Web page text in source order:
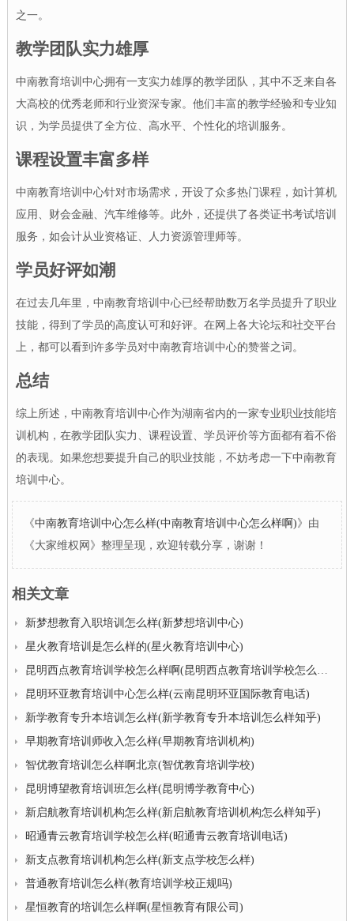
之一。
教学团队实力雄厚
中南教育培训中心拥有一支实力雄厚的教学团队，其中不乏来自各
大高校的优秀老师和行业资深专家。他们丰富的教学经验和专业知
识，为学员提供了全方位、高水平、个性化的培训服务。
课程设置丰富多样
中南教育培训中心针对市场需求，开设了众多热门课程，如计算机
应用、财会金融、汽车维修等。此外，还提供了各类证书考试培训
服务，如会计从业资格证、人力资源管理师等。
学员好评如潮
在过去几年里，中南教育培训中心已经帮助数万名学员提升了职业
技能，得到了学员的高度认可和好评。在网上各大论坛和社交平台
上，都可以看到许多学员对中南教育培训中心的赞誉之词。
总结
综上所述，中南教育培训中心作为湖南省内的一家专业职业技能培
训机构，在教学团队实力、课程设置、学员评价等方面都有着不俗
的表现。如果您想要提升自己的职业技能，不妨考虑一下中南教育
培训中心。
《中南教育培训中心怎么样(中南教育培训中心怎么样啊)》由
《大家维权网》整理呈现，欢迎转载分享，谢谢！
相关文章
新梦想教育入职培训怎么样(新梦想培训中心)
星火教育培训是怎么样的(星火教育培训中心)
昆明西点教育培训学校怎么样啊(昆明西点教育培训学校怎么样啊多少钱)
昆明环亚教育培训中心怎么样(云南昆明环亚国际教育电话)
新学教育专升本培训怎么样(新学教育专升本培训怎么样知乎)
早期教育培训师收入怎么样(早期教育培训机构)
智优教育培训怎么样啊北京(智优教育培训学校)
昆明博望教育培训班怎么样(昆明博学教育中心)
新启航教育培训机构怎么样(新启航教育培训机构怎么样知乎)
昭通青云教育培训学校怎么样(昭通青云教育培训电话)
新支点教育培训机构怎么样(新支点学校怎么样)
普通教育培训怎么样(教育培训学校正规吗)
星恒教育的培训怎么样啊(星恒教育有限公司)